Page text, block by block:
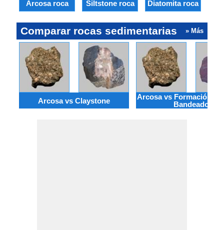
Arcosa roca Siltstone roca Diatomita roca
Comparar rocas sedimentarias » Más
Arcosa vs Claystone
Arcosa vs Formación
Bandeado